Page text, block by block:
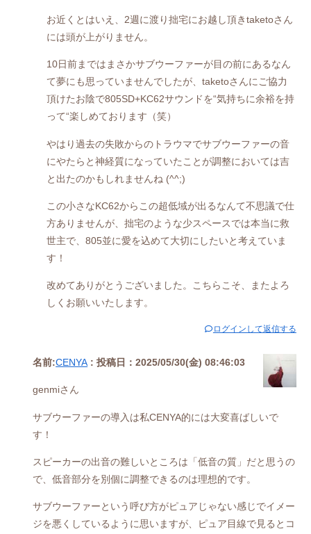
お近くとはいえ、2週に渡り拙宅にお越し頂きtaketoさん
には頭が上がりません。
10日前まではまさかサブウーファーが目の前にあるなん
て夢にも思っていませんでしたが、taketoさんにご協力
頂けたお陰で805SD+KC62サウンドを“気持ちに余裕を持
って“楽しめております（笑）
やはり過去の失敗からのトラウマでサブウーファーの音
にやたらと神経質になっていたことが調整においては吉
と出たのかもしれませんね (^^;)
この小さなKC62からこの超低域が出るなんて不思議で仕
方ありませんが、拙宅のような少スペースでは本当に救
世主で、805並に愛を込めて大切にしたいと考えていま
す！
改めてありがとうございました。こちらこそ、またよろ
しくお願いいたします。
ログインして返信する
名前:CENYA : 投稿日：2025/05/30(金) 08:46:03
genmiさん
サブウーファーの導入は私CENYA的には大変喜ばしいで
す！
スピーカーの出音の難しいところは「低音の質」だと思うの
で、低音部分を別個に調整できるのは理想的です。
サブウーファーという呼び方がピュアじゃない感じでイメー
ジを悪くしているように思いますが、ピュア目線で見るとコ